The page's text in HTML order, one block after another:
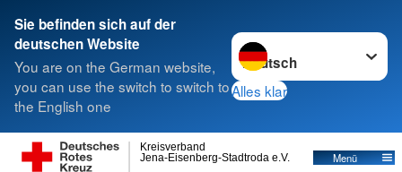
Sie befinden sich auf der
deutschen Website
You are on the German website,
you can use the switch to switch to
the English one
Sprache wechseln zu
Alles klar
Jena-Eisenberg-Stadtroda e.V.
Kreisverband
Menü
Suche